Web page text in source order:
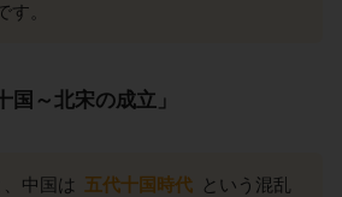
す。
国～北宋の成立」
中国は 五代十国時代 という混乱